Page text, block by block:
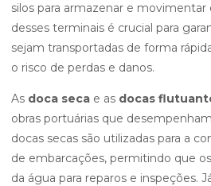
silos para armazenar e
desses terminais é crucial para
sejam transportadas de forma
o risco de perdas e danos.
As doca seca e as docas
obras portuárias que
docas secas são utilizadas para a
de embarcações, permitindo que
da água para reparos e inspeções.